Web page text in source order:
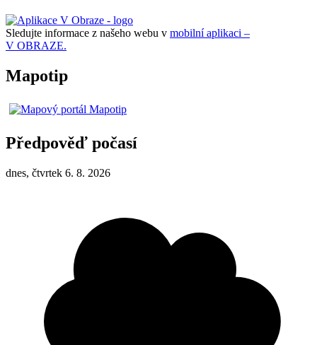
Sledujte informace z našeho webu v mobilní aplikaci –
V OBRAZE.
Mapotip
Předpověď počasí
dnes, čtvrtek 6. 8. 2026